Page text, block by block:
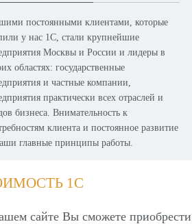
постоянными клиентами, которые
у нас 1С, стали крупнейшие
Москвы и России и лидеры в
областях: государственные
и частные компании,
практически всех отраслей и
бизнеса. Внимательность к
клиента и постоянное развитие
главные принципы работы.
1С
сайте Вы сможете